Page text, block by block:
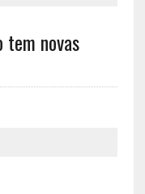
tem novas